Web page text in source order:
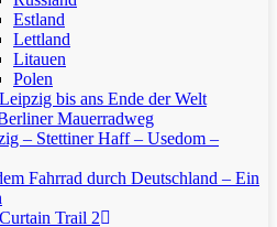
Estland
Lettland
Litauen
Polen
bis ans Ende der Welt
Mauerradweg
– Stettiner Haff – Usedom –
Fahrrad durch Deutschland – Ein
Trail 2